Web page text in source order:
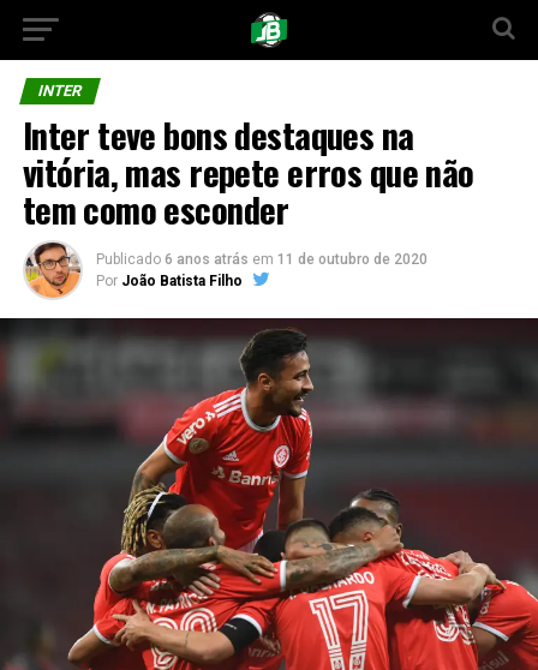
INTER
Inter teve bons destaques na
vitória, mas repete erros que não
tem como esconder
Publicado 6 anos atrás em 11 de outubro de 2020
Por João Batista Filho